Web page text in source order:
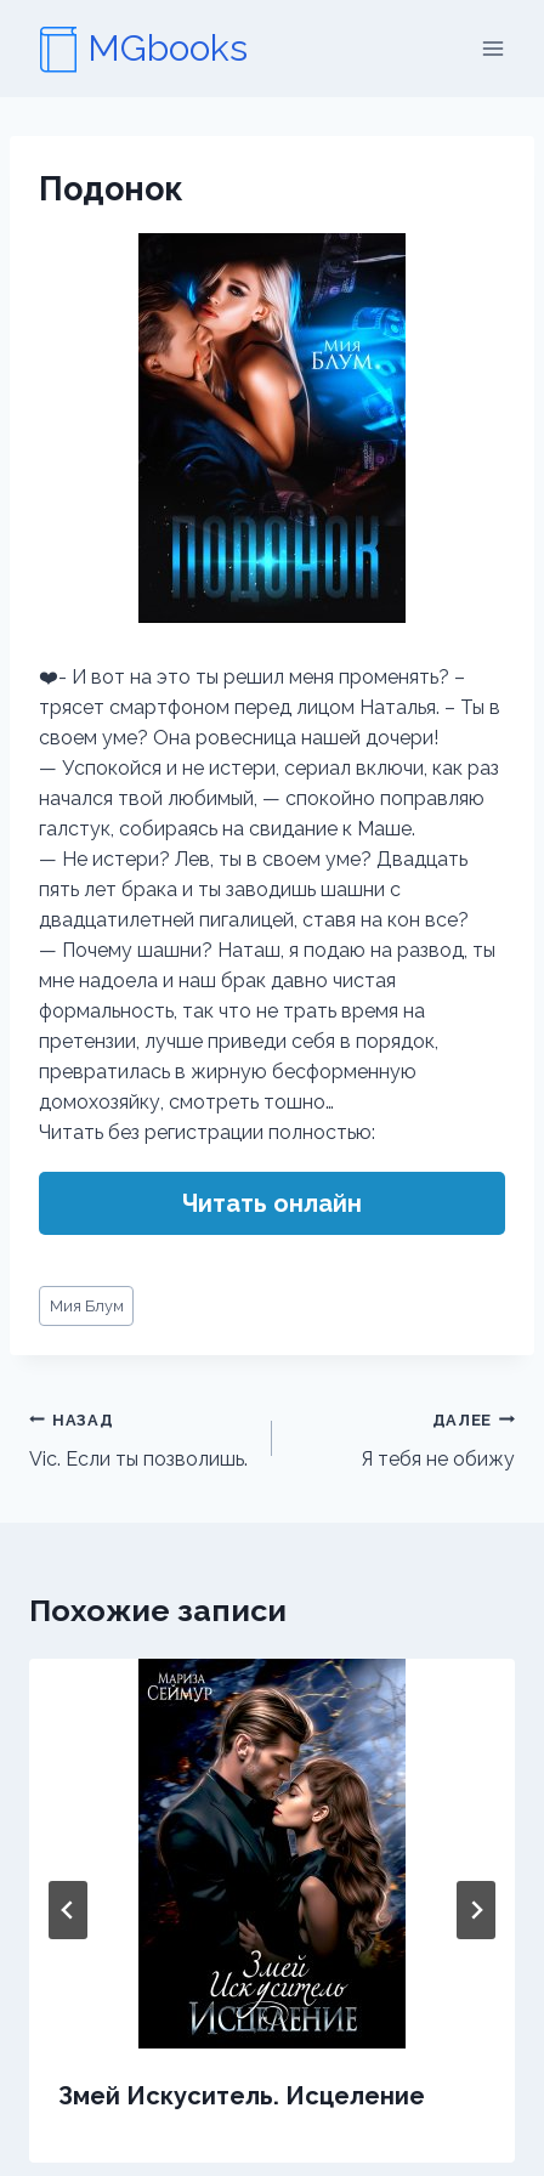
содержимому
MGbooks
Подонок
❤️- И вот на это ты решил меня променять? –
трясет смартфоном перед лицом Наталья. – Ты в
своем уме? Она ровесница нашей дочери!
— Успокойся и не истери, сериал включи, как раз
начался твой любимый, — спокойно поправляю
галстук, собираясь на свидание к Маше.
— Не истери? Лев, ты в своем уме? Двадцать
пять лет брака и ты заводишь шашни с
двадцатилетней пигалицей, ставя на кон все?
— Почему шашни? Наташ, я подаю на развод, ты
мне надоела и наш брак давно чистая
формальность, так что не трать время на
претензии, лучше приведи себя в порядок,
превратилась в жирную бесформенную
домохозяйку, смотреть тошно…
Читать без регистрации полностью:
Читать онлайн
Метки
записи:
Мия Блум
Навигация
по
НАЗАД
Vic. Если ты позволишь.
ДАЛЕЕ
Я тебя не обижу
Похожие записи
Змей Искуситель. Исцеление